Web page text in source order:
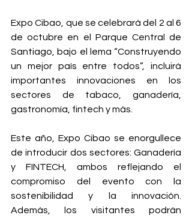
Expo Cibao, que se celebrará del 2 al 6
de octubre en el Parque Central de
Santiago, bajo el lema “Construyendo
un mejor país entre todos”, incluirá
importantes innovaciones en los
sectores de tabaco, ganadería,
gastronomía, fintech y más.
Este año, Expo Cibao se enorgullece
de introducir dos sectores: Ganadería
y FINTECH, ambos reflejando el
compromiso del evento con la
sostenibilidad y la innovación.
Además, los visitantes podrán